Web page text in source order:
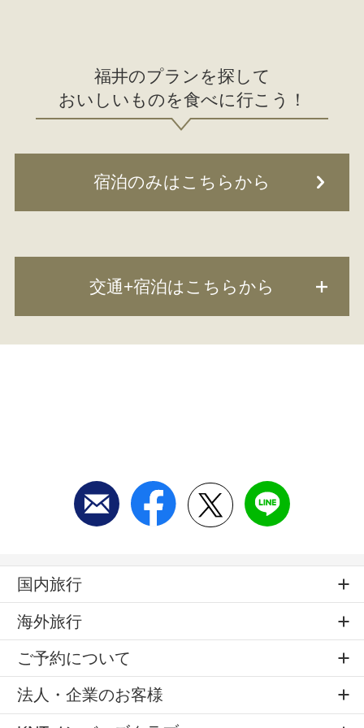
福井のプランを探して
おいしいものを食べに行こう！
宿泊のみはこちらから
国内旅行
海外旅行
ご予約について
法人・企業のお客様